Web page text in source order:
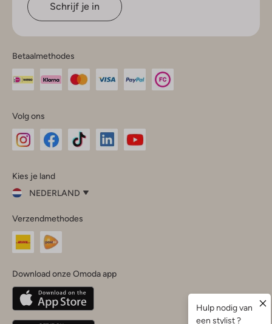
Schrijf je in
Betaalmethodes
Volg ons
InstagramFacebook
Kies je land
NEDERLAND
je
land
Nederland
Belgique(Français)
Deutschland
Verzendmethodes
Download onze Omoda app